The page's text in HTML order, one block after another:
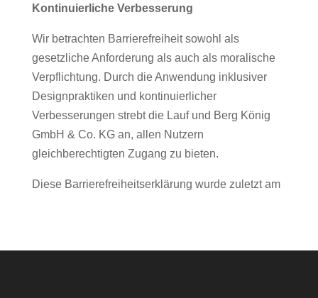
Kontinuierliche Verbesserung
Wir betrachten Barrierefreiheit sowohl als
gesetzliche Anforderung als auch als moralische
Verpflichtung. Durch die Anwendung inklusiver
Designpraktiken und kontinuierlicher
Verbesserungen strebt die Lauf und Berg König
GmbH & Co. KG an, allen Nutzern
gleichberechtigten Zugang zu bieten.
Diese Barrierefreiheitserklärung wurde zuletzt am